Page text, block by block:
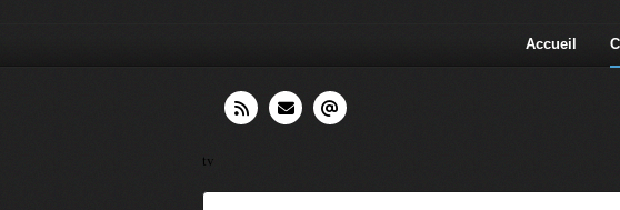
Accueil
tv